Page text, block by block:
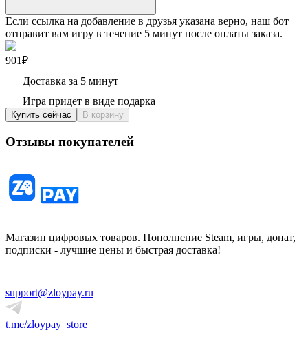
Если ссылка на добавление в друзья указана верно, наш бот
отправит вам игру в течение 5 минут после оплаты заказа.
901₽
Доставка за 5 минут
Игра придет в виде подарка
Купить сейчас В корзину
Отзывы покупателей
Магазин цифровых товаров. Пополнение Steam, игры, донат,
подписки - лучшие цены и быстрая доставка!
support@zloypay.ru
t.me/zloypay_store